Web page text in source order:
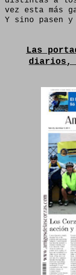
vez esta más
Y sino pasen
Las
diarios,